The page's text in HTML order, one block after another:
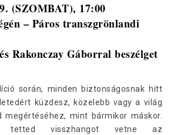
(SZOMBAT), 17:00
– Páros transzgrönlandi
Rakonczay Gáborral beszélget
során, minden biztonságosnak hitt
küzdesz, közelebb vagy a világ
megértéséhez, mint bármikor máskor.
tetted visszhangot vetne az